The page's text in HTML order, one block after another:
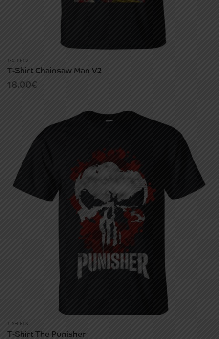
T-SHIRTS
T-Shirt Chainsaw Man V2
18.00€
T-SHIRTS
T-Shirt The Punisher